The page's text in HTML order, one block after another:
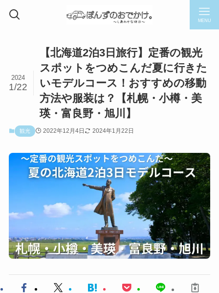
MENU
【北海道2泊3日旅行】定番の観光
スポットをつめこんだ夏に行きた
いモデルコース！おすすめの移動
方法や服装は？【札幌・小樽・美
瑛・富良野・旭川】
2024
1/22
観光 2022年12月4日 2024年1月22日